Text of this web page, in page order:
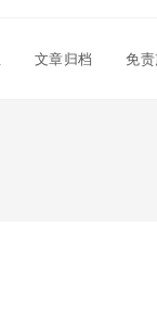
文章归档 免